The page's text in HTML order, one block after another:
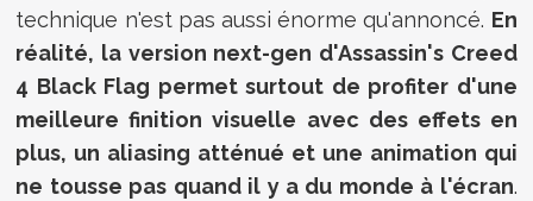
technique n'est pas aussi énorme qu'annoncé. En
réalité, la version next-gen d'Assassin's Creed
4 Black Flag permet surtout de profiter d'une
meilleure finition visuelle avec des effets en
plus, un aliasing atténué et une animation qui
ne tousse pas quand il y a du monde à l'écran.